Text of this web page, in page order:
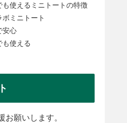
使えるミニトートの特徴
ミニトート
安心
も使える
お願いします。